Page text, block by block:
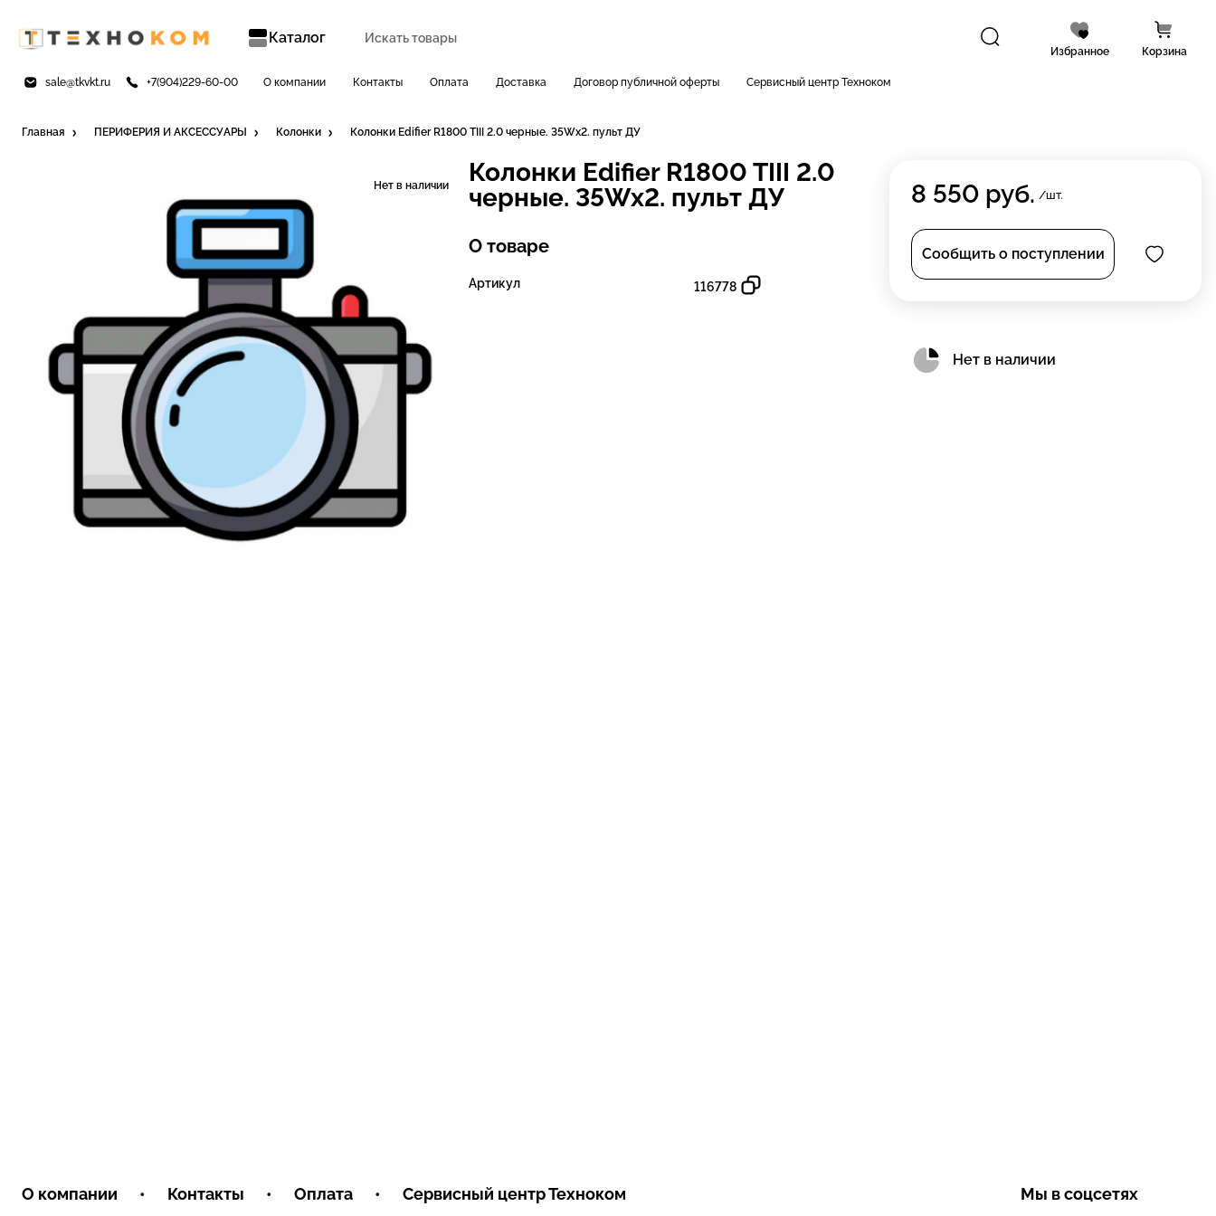
Каталог
Избранное Корзина
sale@tkvkt.ru +7(904)229-60-00 О компании Контакты Оплата Доставка Договор публичной оферты Сервисный центр Техноком
Главная ПЕРИФЕРИЯ И АКСЕССУАРЫ Колонки Колонки Edifier R1800 TIII 2.0 черные. 35Wх2. пульт ДУ
Нет в наличии
Колонки Edifier R1800 TIII 2.0
черные. 35Wх2. пульт ДУ
О товаре
Артикул 116778
8 550 руб. /шт.
Сообщить о поступлении
Нет в наличии
О компании • Контакты • Оплата • Сервисный центр Техноком Мы в соцсетях